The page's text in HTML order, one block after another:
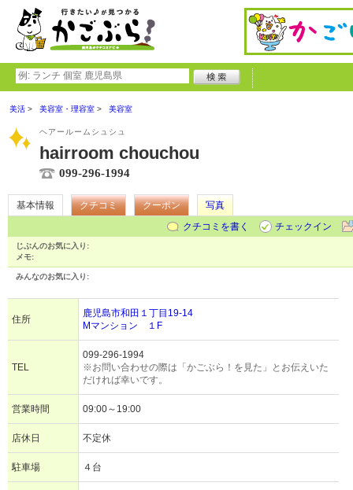
美活 美容室・理容室 美容室
ヘアールームシュシュ
hairroom chouchou
099-296-1994
基本情報 クチコミ クーポン
写真
クチコミを書く
チェックイン
じぶんのお気に入り:
メモ:
みんなのお気に入り:
住所
鹿児島市和田１丁目19-14
Mマンション １F
TEL
099-296-1994
※お問い合わせの際は「かごぶら！を見た」とお伝えいた
だければ幸いです。
営業時間 09:00～19:00
店休日 不定休
駐車場 ４台